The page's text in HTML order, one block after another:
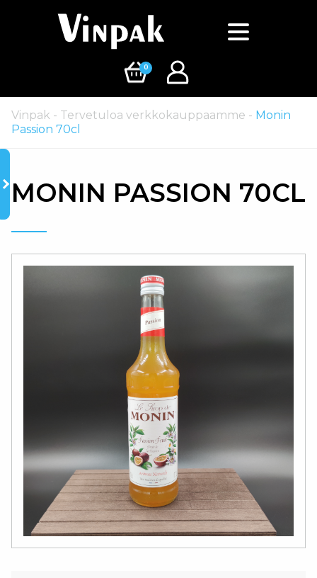
0
Vinpak - Tervetuloa verkkokauppaamme - Monin
Passion 70cl
MONIN PASSION 70CL